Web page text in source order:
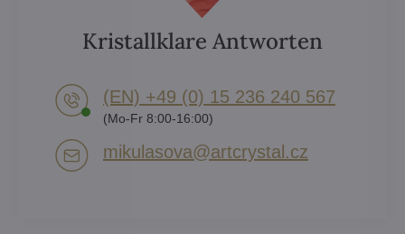
Kristallklare Antworten
(EN) +49 (0) 15 236 240 567
(Mo-Fr 8:00-16:00)
mikulasova​@artcrystal​.cz